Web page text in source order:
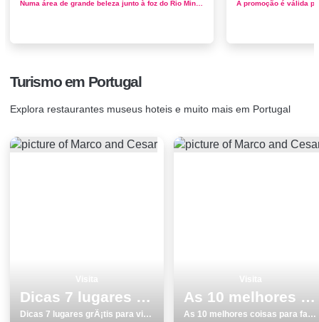
Turismo em Portugal
Explora restaurantes museus hoteis e muito mais em Portugal
Dicas 7 lugares grÃ¡tis para visitar em Lisboa
Dicas 7 lugares grÃ¡tis para visitar em Lisboa
As 10 melhores coisas para fazer e visitar em Lagoa
As 10 melhores coisas para fazer e visitar em Lagoa